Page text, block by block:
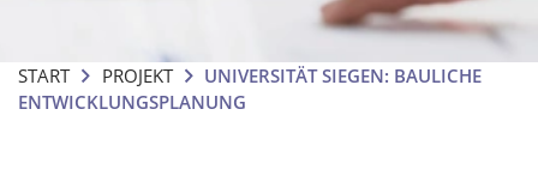
START PROJEKT
UNIVERSITÄT SIEGEN: BAULICHE
ENTWICKLUNGSPLANUNG